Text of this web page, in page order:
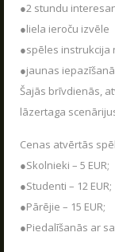
●2 stundu
●liela ieroču izvēle
●spēles instrukcija
●jaunas
Šajās brīvdienās,
lāzertaga
Cenas atvērtās
●Skolnieki – 5 EUR;
●Studenti – 12 EUR;
●Pārējie – 15 EUR;
●Piedalīšanās ar
04.06.2026
Poligon 1
Raksti mums